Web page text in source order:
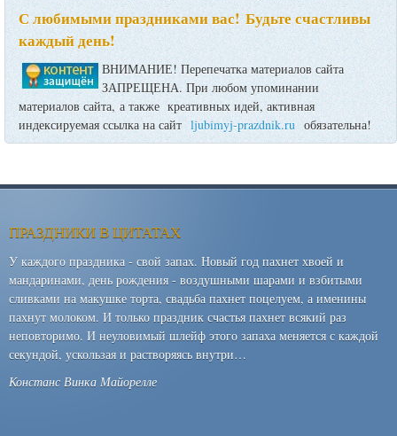
С любимыми праздниками вас! Будьте счастливы
каждый день!
ВНИМАНИЕ! Перепечатка материалов сайта
ЗАПРЕЩЕНА. При любом упоминании
материалов сайта, а также креативных идей, активная
индексируемая ссылка на сайт ljubimyj-prazdnik.ru обязательна!
ПРАЗДНИКИ В ЦИТАТАХ
У каждого праздника - свой запах. Новый год пахнет хвоей и
мандаринами, день рождения - воздушными шарами и взбитыми
сливками на макушке торта, свадьба пахнет поцелуем, а именины
пахнут молоком. И только праздник счастья пахнет всякий раз
неповторимо. И неуловимый шлейф этого запаха меняется с каждой
секундой, ускользая и растворяясь внутри…
Констанс Винка Майорелле